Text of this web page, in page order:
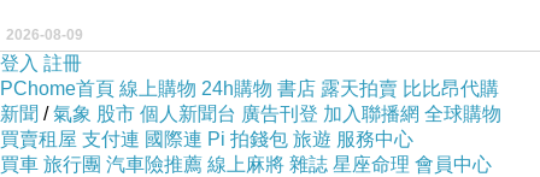
▲金信消失後便到神創的世界孤單活著。（圖／
翻攝自tvN直播）
時間來到9年後，長大成人的池听晫成為了廣播
2026-08-09
登入 註冊
PChome首頁 線上購物 24h購物 書店 露天拍賣 比比昂代購
新聞 /氣象 股市 個人新聞台 廣告刊登 加入聯播網 全球購物
買賣租屋 支付連 國際連 Pi 拍錢包 旅遊 服務中心
買車 旅行團 汽車險推薦 線上麻將 雜誌 星座命理 會員中心